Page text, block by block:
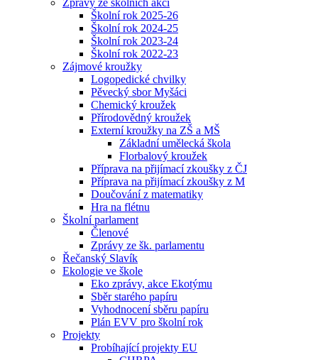
Zprávy ze školních akcí
Školní rok 2025-26
Školní rok 2024-25
Školní rok 2023-24
Školní rok 2022-23
Zájmové kroužky
Logopedické chvilky
Pěvecký sbor Myšáci
Chemický kroužek
Přírodovědný kroužek
Externí kroužky na ZŠ a MŠ
Základní umělecká škola
Florbalový kroužek
Příprava na přijímací zkoušky z ČJ
Příprava na přijímací zkoušky z M
Doučování z matematiky
Hra na flétnu
Školní parlament
Členové
Zprávy ze šk. parlamentu
Řečanský Slavík
Ekologie ve škole
Eko zprávy, akce Ekotýmu
Sběr starého papíru
Vyhodnocení sběru papíru
Plán EVV pro školní rok
Projekty
Probíhající projekty EU